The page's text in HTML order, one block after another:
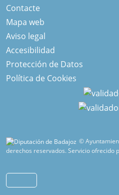
Contacte
Mapa web
Aviso legal
Accesibilidad
Protección de Datos
Política de Cookies
©
derechos reservados.Servicio ofrecido